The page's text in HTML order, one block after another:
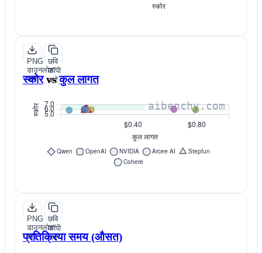
PNG
डाउनलोड
करें
छवि
कॉपी
करें
स्कोर vs कुल लागत
PNG
डाउनलोड
करें
छवि
कॉपी
करें
प्रतिक्रिया समय (औसत)